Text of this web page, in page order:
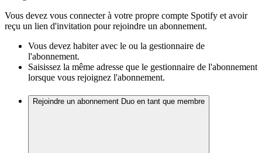
Vous devez vous connecter à votre propre compte Spotify et avoir
reçu un lien d'invitation pour rejoindre un abonnement.
Vous devez habiter avec le ou la gestionnaire de
l'abonnement.
Saisissez la même adresse que le gestionnaire de l'abonnement
lorsque vous rejoignez l'abonnement.
Rejoindre un abonnement Duo en tant que membre